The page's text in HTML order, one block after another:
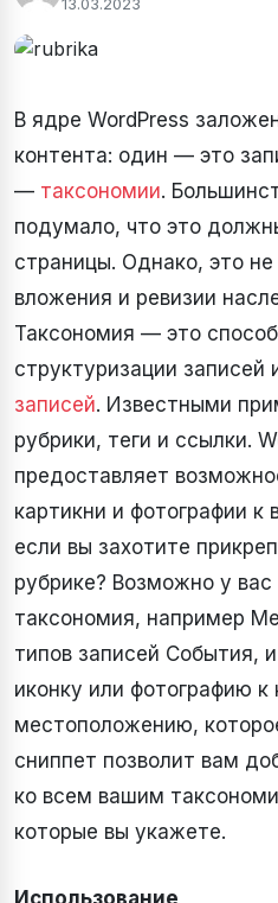
В ядре WordPress
контента: один — это
— таксономии.
подумало, что это
страницы. Однако, это
вложения и ревизии
Таксономия — это способ
структуризации записей
записей. Известными
рубрики, теги и ссылки.
предоставляет
картикни и фотографии
если вы захотите
рубрике? Возможно у вас
таксономия, например
типов записей События,
иконку или фотографию
местоположению,
сниппет позволит вам
ко всем вашим
которые вы укажете.
Использование